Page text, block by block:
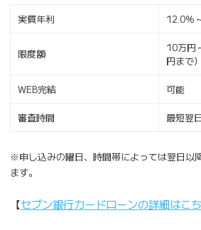
実質年利 12.0％
限度額
10万円
円まで）
WEB完結 可能
審査時間 最短翌
※申し込みの曜日、時間帯によっては翌日以
ます。
【セブン銀行カードローンの詳細はこ